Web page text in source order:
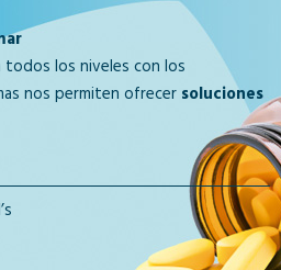
todos los niveles con los
nos permiten ofrecer soluciones